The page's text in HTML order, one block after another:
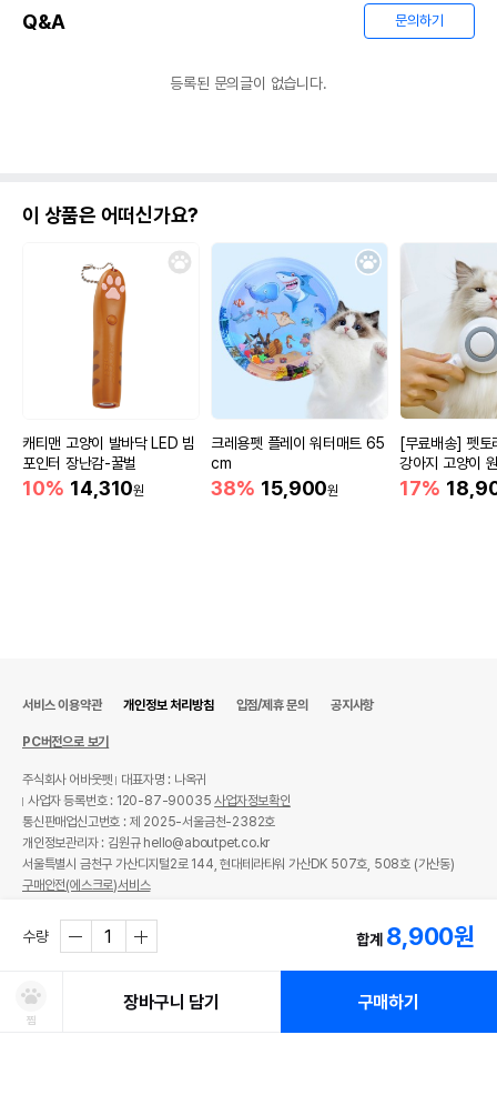
Q&A 문의하기
등록된 문의글이 없습니다.
이 상품은 어떠신가요?
캐티맨 고양이 발바닥 LED 빔
포인터 장난감-꿀벌
10% 14,310원
크레용펫 플레이 워터매트 65
cm
38% 15,900원
[무료배송] 펫토
강아지 고양이
러쉬
17%
수량 합계 8,900원
찜
장바구니 담기 구매하기
서비스 이용약관 개인정보 처리방침 입점/제휴 문의 공지사항
PC버전으로 보기
주식회사 어바웃펫
대표자명 : 나옥귀
사업자 등록번호 : 120-87-90035사업자정보확인
통신판매업신고번호 : 제 2025-서울금천-2382호
개인정보관리자 : 김원규 hello@aboutpet.co.kr
서울특별시 금천구 가산디지털2로 144, 현대테라타워 가산DK 507호, 508호 (가산동)
구매안전(에스크로)서비스